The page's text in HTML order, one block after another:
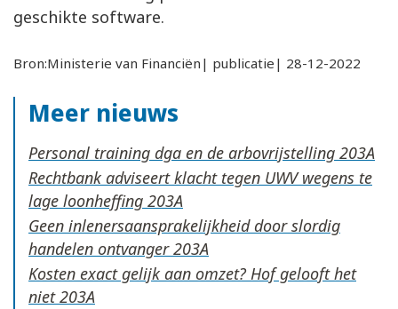
geschikte software.
Bron:Ministerie van Financiën| publicatie| 28-12-2022
Meer nieuws
Personal training dga en de arbovrijstelling
Rechtbank adviseert klacht tegen UWV wegens te
lage loonheffing
Geen inlenersaansprakelijkheid door slordig
handelen ontvanger
Kosten exact gelijk aan omzet? Hof gelooft het
niet